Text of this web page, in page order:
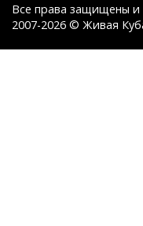
Все права защищены и
2007-2026 © Живая